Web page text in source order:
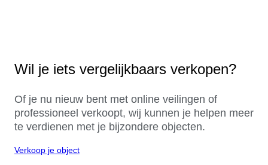
Wil je iets vergelijkbaars verkopen?
Of je nu nieuw bent met online veilingen of
professioneel verkoopt, wij kunnen je helpen meer
te verdienen met je bijzondere objecten.
Verkoop je object